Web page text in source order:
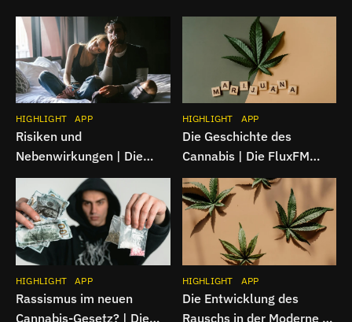
HIGHLIGHT APP
Risiken und
Nebenwirkungen | Die
FluxFM Cannabiswoche
HIGHLIGHT APP
Die Geschichte des
Cannabis | Die FluxFM
Cannabiswoche
HIGHLIGHT APP
Rassismus im neuen
Cannabis-Gesetz? | Die
HIGHLIGHT APP
Die Entwicklung des
Rauschs in der Moderne |